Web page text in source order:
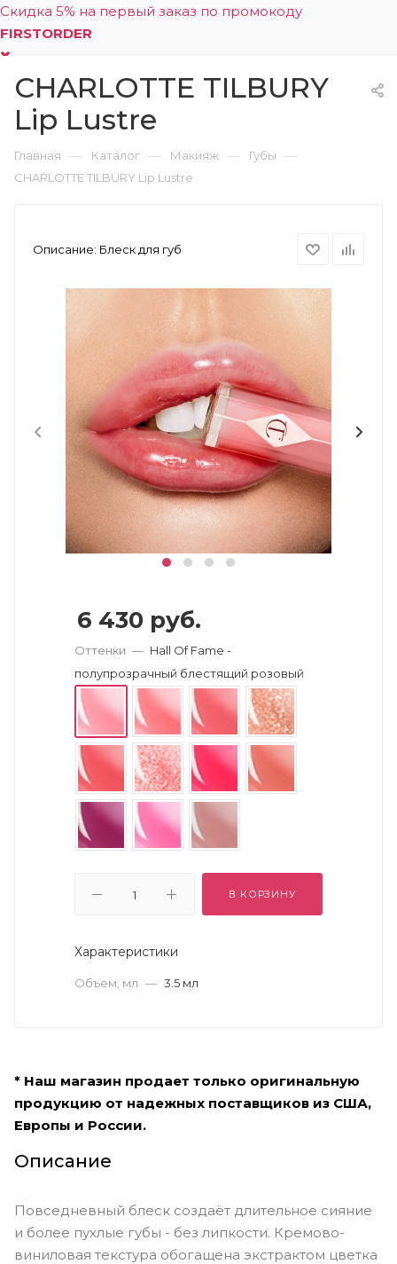
Скидка 5% на первый заказ по промокоду
FIRSTORDER
0
CHARLOTTE TILBURY
Lip Lustre
Главная — Каталог — Макияж — Губы —
CHARLOTTE TILBURY Lip Lustre
Описание: Блеск для губ
6 430 руб.
Оттенки — Hall Of Fame -
полупрозрачный блестящий розовый
В КОРЗИНУ
Характеристики
Объем, мл — 3.5 мл
* Наш магазин продает только оригинальную
продукцию от надежных поставщиков из США,
Европы и России.
Описание
Повседневный блеск создаёт длительное сияние
и более пухлые губы - без липкости. Кремово-
виниловая текстура обогащена экстрактом цветка